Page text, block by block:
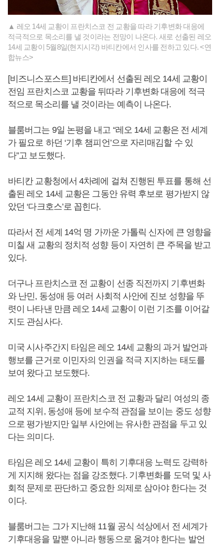
▲ 레오 14세 교황이 프란치스코 전 교황을 따라 기후변화 대응에
적극적으로 목소리를 낼 것이라는 전망이 나온다. 새로 선출된 레오
14세 교황이 5월8일(현지시각) 바티칸에서 인사를 전하고 있다. <연
합뉴스>
[비즈니스포스트] 바티칸에서 선출된 레오 14세 교황이
전임 프란치스코 교황을 뒤따라 기후변화 대응에 적극
적으로 목소리를 낼 것이라는 예측이 나온다.
블룸버그는 9일 논평을 내고 “레오 14세 교황은 전 세계
가 필요로 하던 ‘기후 챔피언’으로 자리매김할 수 있
다”고 보도했다.
바티칸 교황청에서 4차례에 걸쳐 진행된 투표를 통해 선
출된 레오 14세 교황은 그동안 유력 후보로 평가받지 않
았던 ‘다크호스’로 꼽힌다.
따라서 전 세계 14억 명 가까운 가톨릭 신자에 큰 영향을
미칠 새 교황의 정치적 성향 등이 자연히 큰 주목을 받고
있다.
더구나 프란치스코 전 교황이 선종 직전까지 기후변화
와 난민, 동성애 등 여러 사회적 사안에 진보 성향을 뚜
렷이 나타낸 만큼 레오 14세 교황이 이런 기조를 이어갈
지도 관심사다.
미국 시사주간지 타임은 레오 14세 교황의 과거 발언과
행보를 근거로 이민자의 인권을 적극 지지하는 태도를
보여 왔다고 보도했다.
레오 14세 교황이 프란치스코 전 교황과 달리 여성의 종
교적 지위, 동성애 등에 보수적 관점을 보이는 중도 성향
으로 평가받지만 일부 사안에는 유사한 관점을 두고 있
다는 의미다.
타임은 레오 14세 교황이 특히 기후대응 노력도 강력하
게 지지해 왔다는 점을 강조했다. 기후변화를 도덕 및 사
회적 문제로 판단하고 중요한 의제로 삼아야 한다는 것
이다.
블룸버그는 그가 지난해 11월 공식 석상에서 전 세계가
기후대응을 말뿐 아니라 행동으로 옮겨야 한다는 발언